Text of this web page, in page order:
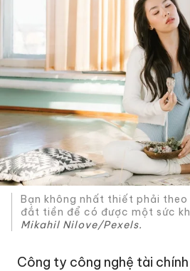
Bạn không nhất thiết phải theo
đắt tiền để có được một sức
Mikahil Nilove/Pexels.
Công ty công nghệ tài